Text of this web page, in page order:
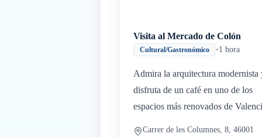
Visita al Mercado de Colón
Cultural/Gastronómico •1 hora
Admira la arquitectura modernista
disfruta de un café en uno de los
espacios más renovados de
Carrer de les Columnes, 8, 46001